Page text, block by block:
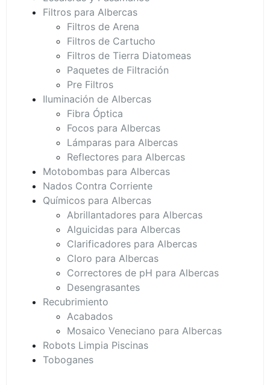
Filtros para Albercas
Filtros de Arena
Filtros de Cartucho
Filtros de Tierra Diatomeas
Paquetes de Filtración
Pre Filtros
Iluminación de Albercas
Fibra Óptica
Focos para Albercas
Lámparas para Albercas
Reflectores para Albercas
Motobombas para Albercas
Nados Contra Corriente
Químicos para Albercas
Abrillantadores para Albercas
Alguicidas para Albercas
Clarificadores para Albercas
Cloro para Albercas
Correctores de pH para Albercas
Desengrasantes
Recubrimiento
Acabados
Mosaico Veneciano para Albercas
Robots Limpia Piscinas
Toboganes